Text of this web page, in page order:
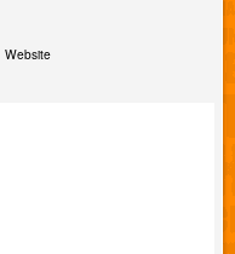
Website